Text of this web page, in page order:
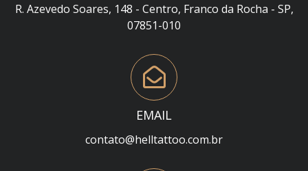
R. Azevedo Soares, 148 - Centro, Franco da Rocha - SP,
07851-010
EMAIL
contato@helltattoo.com.br